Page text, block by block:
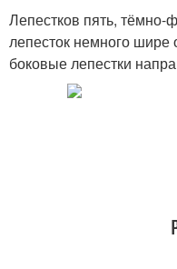
Лепестков пять,
лепесток немного
боковые лепестки